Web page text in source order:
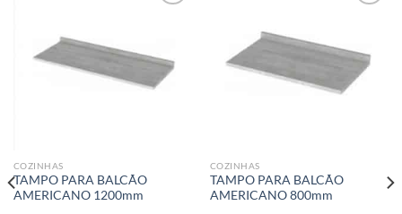
COZINHAS
TAMPO PARA BALCÃO
AMERICANO 1200mm
COZINHAS
TAMPO PARA BALCÃO
AMERICANO 800mm